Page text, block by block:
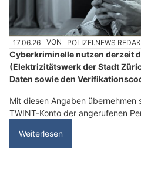
17.06.26 VON POLIZEI.NEWS
Cyberkriminelle nutzen derzeit
(Elektrizitätswerk der Stadt
Daten sowie den
Mit diesen Angaben übernehmen
TWINT-Konto der angerufenen
Weiterlesen